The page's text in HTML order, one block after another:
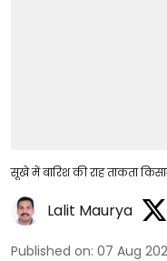
सूखे में बारिश की राह ताकता
Lalit Maurya
Published on: 07 Aug